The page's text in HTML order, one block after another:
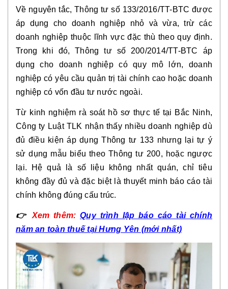
Về nguyên tắc, Thông tư số 133/2016/TT-BTC được
áp dụng cho doanh nghiệp nhỏ và vừa, trừ các
doanh nghiệp thuộc lĩnh vực đặc thù theo quy định.
Trong khi đó, Thông tư số 200/2014/TT-BTC áp
dụng cho doanh nghiệp có quy mô lớn, doanh
nghiệp có yêu cầu quản trị tài chính cao hoặc doanh
nghiệp có vốn đầu tư nước ngoài.
Từ kinh nghiệm rà soát hồ sơ thực tế tại Bắc Ninh,
Công ty Luật TLK nhận thấy nhiều doanh nghiệp dù
đủ điều kiện áp dụng Thông tư 133 nhưng lại tự ý
sử dụng mẫu biểu theo Thông tư 200, hoặc ngược
lại. Hệ quả là số liệu không nhất quán, chỉ tiêu
không đầy đủ và đặc biệt là thuyết minh báo cáo tài
chính không đúng cấu trúc.
👉 Xem thêm:Quy trình lập báo cáo tài chính
năm an toàn thuế tại Hưng Yên (mới nhất)